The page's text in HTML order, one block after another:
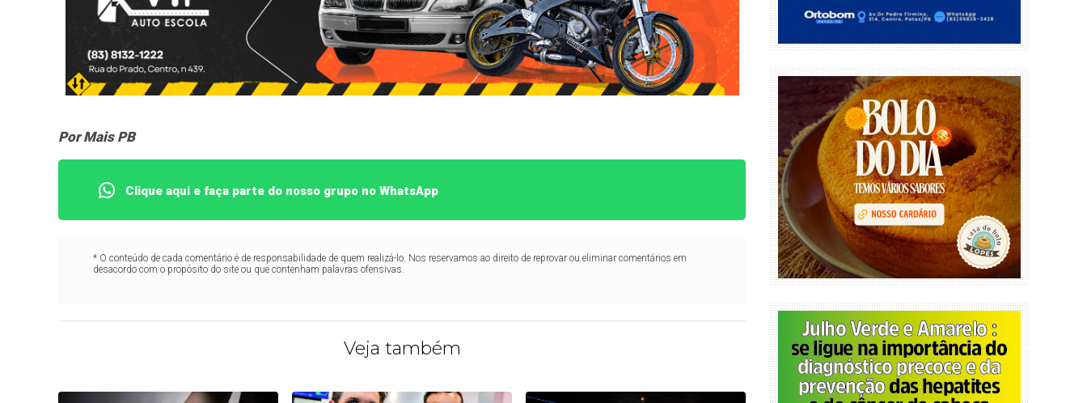
Por Mais PB
Clique aqui e faça parte do nosso grupo no WhatsApp
* O conteúdo de cada comentário é de responsabilidade de quem realizá-lo. Nos reservamos ao direito de reprovar ou eliminar comentários em
desacordo com o propósito do site ou que contenham palavras ofensivas.
Veja também